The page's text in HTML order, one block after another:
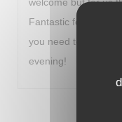
Fantastic food and
you need to travel
evening!